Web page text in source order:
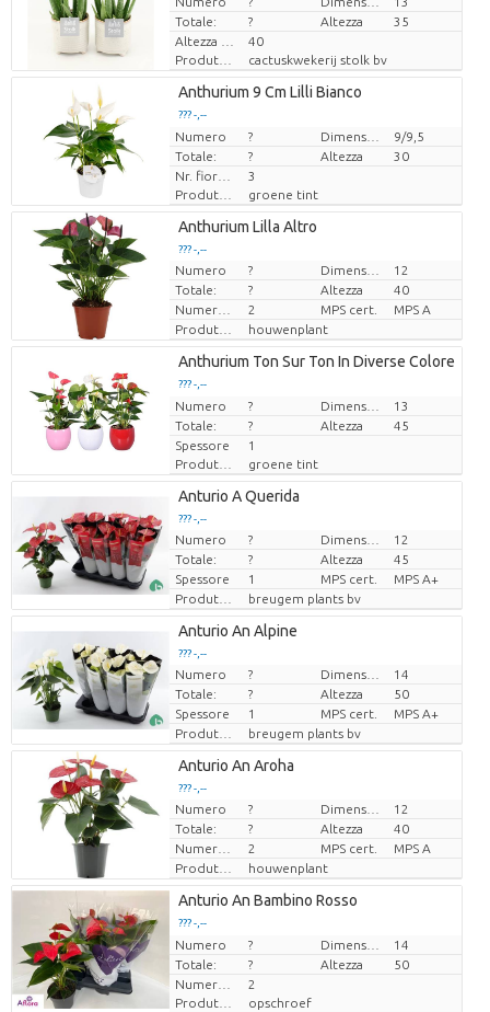
Loading...
??? -,--
Prezzo x uno
Loading...
??? -,--
Prezzo x uno
Loading...
??? -,--
Prezzo x uno
Loading...
??? -,--
Prezzo x uno
Loading...
??? -,--
Prezzo x uno
Loading...
??? -,--
Prezzo x uno
Loading...
??? -,--
Prezzo x uno
Totale:
? Altezza
35
40
Produttore
cactuskwekerij stolk bv
Anthurium 9 Cm Lilli Bianco
??? -,--
Prezzo x uno
Numero ?
9/9,5
Totale:
? Altezza
30
Nr. fiore/vaso
3
Produttore
groene tint
Anthurium Lilla Altro
??? -,--
Prezzo x uno
Numero ?
12
Totale:
? Altezza
40
Numero di piante/vaso
2 MPS cert.
MPS A
Produttore
houwenplant
Anthurium Ton Sur Ton In Diverse Colore
??? -,--
Prezzo x uno
Numero ?
13
Totale:
? Altezza
45
Spessore
1
Produttore
groene tint
Anturio A Querida
??? -,--
Prezzo x uno
Numero ?
12
Totale:
? Altezza
45
Spessore
1 MPS cert.
MPS A+
Produttore
breugem plants bv
Anturio An Alpine
??? -,--
Prezzo x uno
Numero ?
14
Totale:
? Altezza
50
Spessore
1 MPS cert.
MPS A+
Produttore
breugem plants bv
Anturio An Aroha
??? -,--
Prezzo x uno
Numero ?
12
Totale:
? Altezza
40
Numero di piante/vaso
2 MPS cert.
MPS A
Produttore
houwenplant
Anturio An Bambino Rosso
??? -,--
Prezzo x uno
Numero ?
14
Totale:
? Altezza
50
Numero di piante/vaso
2
Produttore
opschroef